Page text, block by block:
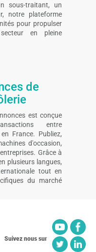
sous-traitant, un
notre plateforme
pour propulser
en pleine
de
est conçue
entre
France. Publiez,
d'occasion,
Grâce à
plusieurs langues,
tout en
du marché
Suivez nous sur